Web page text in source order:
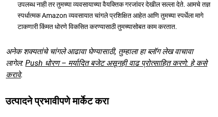
उपलब्ध नाही तर तुमच्या व्यवसायाच्या वैयक्तिक गरजांवर देखील सल्ला देते. आमचे तज्ञ
स्पर्धात्मक Amazon व्यवसायात चांगले प्रशिक्षित आहेत आणि तुमच्या स्पर्धेला मागे
टाकणारी किंमत धोरणे विकसित करण्यासाठी तुमच्यासोबत काम करतात.
अनेक शक्यतांचे चांगले आढावा घेण्यासाठी, तुम्हाला हा ब्लॉग लेख वाचावा
लागेल: Push धोरण – मर्यादित बजेट असूनही वाढ प्रोत्साहित करणे: हे कसे
करावे.
उत्पादने प्रभावीपणे मार्केट करा